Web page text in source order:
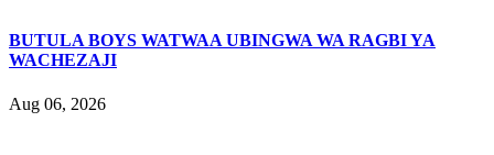
BUTULA BOYS WATWAA UBINGWA WA RAGBI YA
WACHEZAJI
Aug 06, 2026